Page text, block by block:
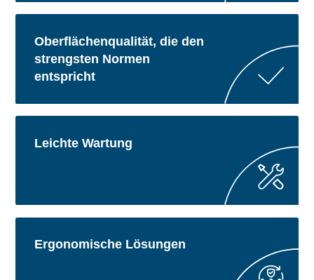
Oberflächenqualität, die den
strengsten Normen
entspricht
Leichte Wartung
Ergonomische Lösungen